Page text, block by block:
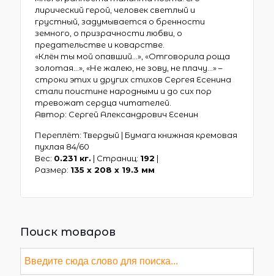
лирический герой, человек светлый и
грустный, задумывается о бренности
земного, о призрачности любви, о
предательстве и коварстве.
«Клён ты мой опавший…», «Отговорила роща
золотая…», «Не жалею, не зову, не плачу…» –
строки этих и других стихов Сергея Есенина
стали поистине народными и до сих пор
тревожат сердца читателей.
Автор: Сергей Александрович Есенин
Переплёт: Твердый | Бумага книжная кремовая
пухлая 84/60
Вес: 0.231 кг. | Страниц: 192 |
Размер: 135 х 208 x 19.3 мм
Поиск товаров